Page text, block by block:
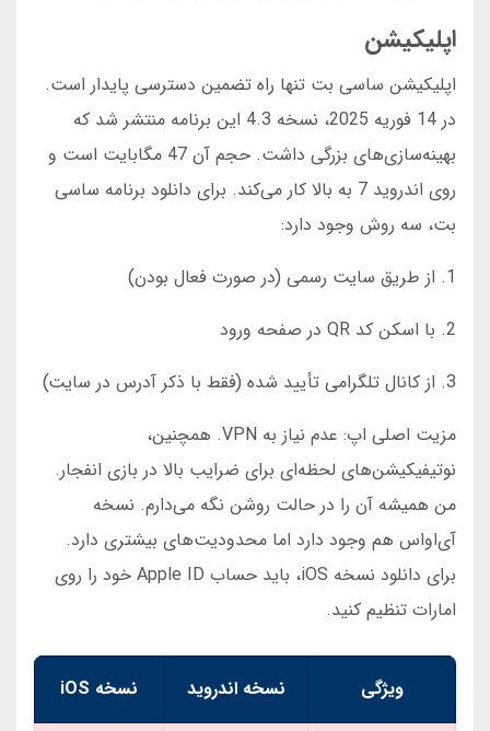
اپلیکیشن
اپلیکیشن ساسی بت تنها راه تضمین دسترسی پایدار است.
در 14 فوریه 2025، نسخه 4.3 این برنامه منتشر شد که
بهینه‌سازی‌های بزرگی داشت. حجم آن 47 مگابایت است و
روی اندروید 7 به بالا کار می‌کند. برای دانلود برنامه ساسی
بت، سه روش وجود دارد:
1. از طریق سایت رسمی (در صورت فعال بودن)
2. با اسکن کد QR در صفحه ورود
3. از کانال تلگرامی تأیید شده (فقط با ذکر آدرس در سایت)
مزیت اصلی اپ: عدم نیاز به VPN. همچنین،
نوتیفیکیشن‌های لحظه‌ای برای ضرایب بالا در بازی انفجار.
من همیشه آن را در حالت روشن نگه می‌دارم. نسخه
آی‌او‌اس هم وجود دارد اما محدودیت‌های بیشتری دارد.
برای دانلود نسخه iOS، باید حساب Apple ID خود را روی
امارات تنظیم کنید.
ویژگی نسخه اندروید نسخه iOS